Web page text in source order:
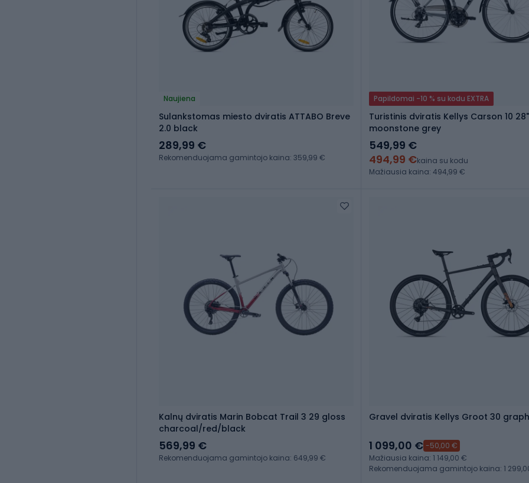
Naujiena
Sulankstomas miesto dviratis ATTABO Breve
2.0 black
289,99 €
Rekomenduojama gamintojo kaina: 359,99 €
Papildomai -10 % su kodu EXTRA
Turistinis dviratis Kellys Carson 10 28"
moonstone grey
549,99 €
494,99 €kaina su kodu
Mažiausia kaina: 494,99 €
Kalnų dviratis Marin Bobcat Trail 3 29 gloss
charcoal/red/black
569,99 €
Rekomenduojama gamintojo kaina: 649,99 €
Gravel dviratis Kellys Groot 30
1 099,00 € -50,00 €
Mažiausia kaina: 1 149,00 €
Rekomenduojama gamintojo kaina: 1